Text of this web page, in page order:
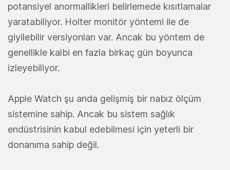
potansiyel anormallikleri belirlemede kısıtlamalar
yaratabiliyor. Holter monitör yöntemi ile de
giyilebilir versiyonları var. Ancak bu yöntem de
genellikle kalbi en fazla birkaç gün boyunca
izleyebiliyor.
Apple Watch şu anda gelişmiş bir nabız ölçüm
sistemine sahip. Ancak bu sistem sağlık
endüstrisinin kabul edebilmesi için yeterli bir
donanıma sahip değil.